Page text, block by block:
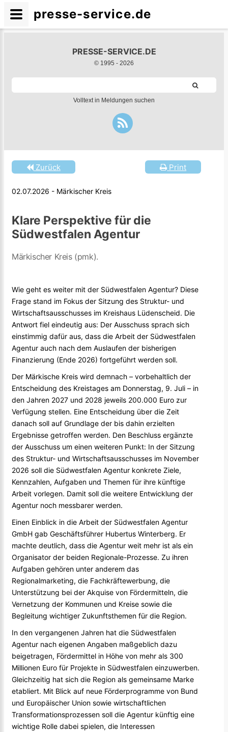
PRESSE-SERVICE.DE
© 1995 - 2026
Volltext in Meldungen suchen
Print
Zurück
02.07.2026 - Märkischer Kreis
Klare Perspektive für die
Südwestfalen Agentur
Märkischer Kreis (pmk).
Wie geht es weiter mit der Südwestfalen Agentur? Diese
Frage stand im Fokus der Sitzung des Struktur- und
Wirtschaftsausschusses im Kreishaus Lüdenscheid. Die
Antwort fiel eindeutig aus: Der Ausschuss sprach sich
einstimmig dafür aus, dass die Arbeit der Südwestfalen
Agentur auch nach dem Auslaufen der bisherigen
Finanzierung (Ende 2026) fortgeführt werden soll.
Der Märkische Kreis wird demnach – vorbehaltlich der
Entscheidung des Kreistages am Donnerstag, 9. Juli – in
den Jahren 2027 und 2028 jeweils 200.000 Euro zur
Verfügung stellen. Eine Entscheidung über die Zeit
danach soll auf Grundlage der bis dahin erzielten
Ergebnisse getroffen werden. Den Beschluss ergänzte
der Ausschuss um einen weiteren Punkt: In der Sitzung
des Struktur- und Wirtschaftsausschusses im November
2026 soll die Südwestfalen Agentur konkrete Ziele,
Kennzahlen, Aufgaben und Themen für ihre künftige
Arbeit vorlegen. Damit soll die weitere Entwicklung der
Agentur noch messbarer werden.
Einen Einblick in die Arbeit der Südwestfalen Agentur
GmbH gab Geschäftsführer Hubertus Winterberg. Er
machte deutlich, dass die Agentur weit mehr ist als ein
Organisator der beiden Regionale-Prozesse. Zu ihren
Aufgaben gehören unter anderem das
Regionalmarketing, die Fachkräftewerbung, die
Unterstützung bei der Akquise von Fördermitteln, die
Vernetzung der Kommunen und Kreise sowie die
Begleitung wichtiger Zukunftsthemen für die Region.
In den vergangenen Jahren hat die Südwestfalen
Agentur nach eigenen Angaben maßgeblich dazu
beigetragen, Fördermittel in Höhe von mehr als 300
Millionen Euro für Projekte in Südwestfalen einzuwerben.
Gleichzeitig hat sich die Region als gemeinsame Marke
etabliert. Mit Blick auf neue Förderprogramme von Bund
und Europäischer Union sowie wirtschaftlichen
Transformationsprozessen soll die Agentur künftig eine
wichtige Rolle dabei spielen, die Interessen
presse-service.de